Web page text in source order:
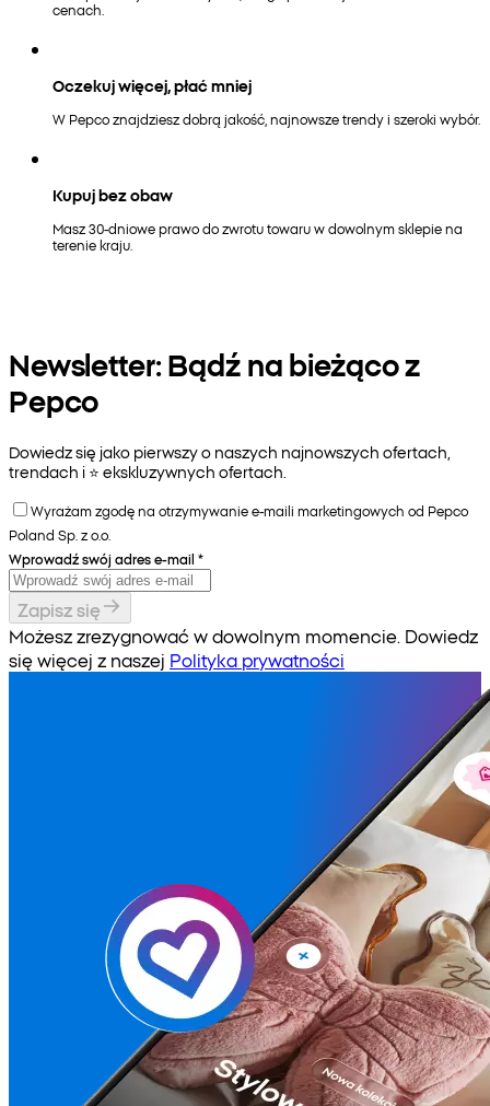
cenach.
Oczekuj więcej, płać mniej
W Pepco znajdziesz dobrą jakość, najnowsze trendy i szeroki wybór.
Kupuj bez obaw
Masz 30-dniowe prawo do zwrotu towaru w dowolnym sklepie na
terenie kraju.
Newsletter: Bądź na bieżąco z
Pepco
Dowiedz się jako pierwszy o naszych najnowszych ofertach,
trendach i ⭐️ ekskluzywnych ofertach.
Wyrażam zgodę na otrzymywanie e-maili marketingowych od Pepco
Poland Sp. z o.o.
Wprowadź swój adres e-mail *
Zapisz się
Możesz zrezygnować w dowolnym momencie. Dowiedz
się więcej z naszej Polityka prywatności